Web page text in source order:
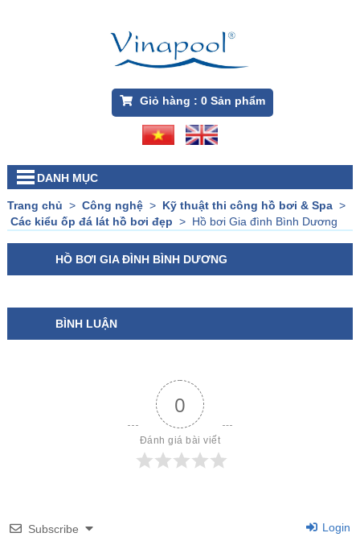
Giỏ hàng : 0Sản phẩm
DANH MỤC
Trang chủ > Công nghệ> Kỹ thuật thi công hồ bơi & Spa>
Các kiểu ốp đá lát hồ bơi đẹp > Hồ bơi Gia đình Bình Dương
HỒ BƠI GIA ĐÌNH BÌNH DƯƠNG
BÌNH LUẬN
0
Đánh giá bài viết
Subscribe Login